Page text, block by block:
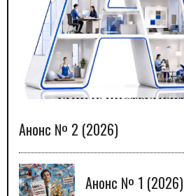
Анонс № 2 (2026)
Анонс № 1 (2026)